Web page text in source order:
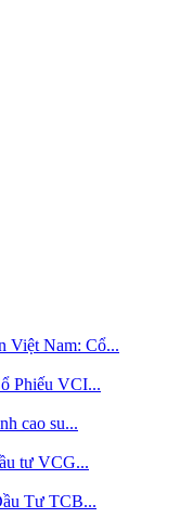
Việt Nam: Cổ...
Phiếu VCI...
cao su...
tư VCG...
Tư TCB...